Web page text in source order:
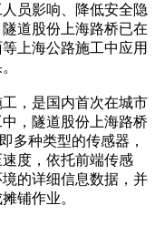
员影响、降低安全隐
道股份上海路桥已在
上海公路施工中应用
，是国内首次在城市
，隧道股份上海路桥
多种类型的传感器，
度，依托前端传感
的详细信息数据，并
铺作业。